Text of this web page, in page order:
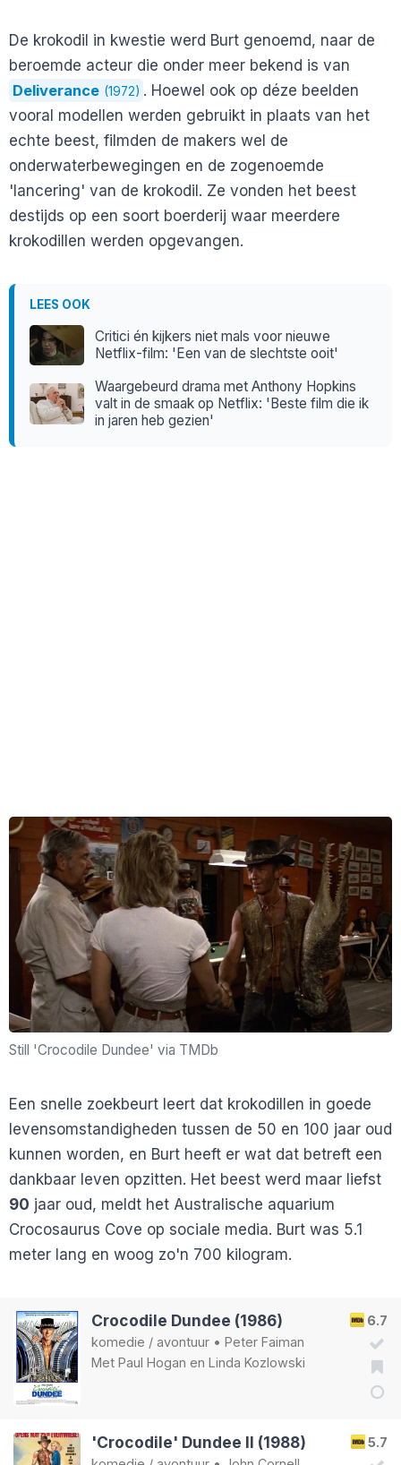
De krokodil in kwestie werd Burt genoemd, naar de
beroemde acteur die onder meer bekend is van
Deliverance (1972) . Hoewel ook op déze beelden
vooral modellen werden gebruikt in plaats van het
echte beest, filmden de makers wel de
onderwaterbewegingen en de zogenoemde
'lancering' van de krokodil. Ze vonden het beest
destijds op een soort boerderij waar meerdere
krokodillen werden opgevangen.
LEES OOK
Critici én kijkers niet mals voor nieuwe
Netflix-film: 'Een van de slechtste ooit'
Waargebeurd drama met Anthony Hopkins
valt in de smaak op Netflix: 'Beste film die ik
in jaren heb gezien'
Still 'Crocodile Dundee' via TMDb
Een snelle zoekbeurt leert dat krokodillen in goede
levensomstandigheden tussen de 50 en 100 jaar oud
kunnen worden, en Burt heeft er wat dat betreft een
dankbaar leven opzitten. Het beest werd maar liefst
90 jaar oud, meldt het Australische aquarium
Crocosaurus Cove op sociale media. Burt was 5.1
meter lang en woog zo'n 700 kilogram.
6.7
Crocodile Dundee (1986)
komedie / avontuur • Peter Faiman
Met Paul Hogan en Linda Kozlowski
5.7
'Crocodile' Dundee II (1988)